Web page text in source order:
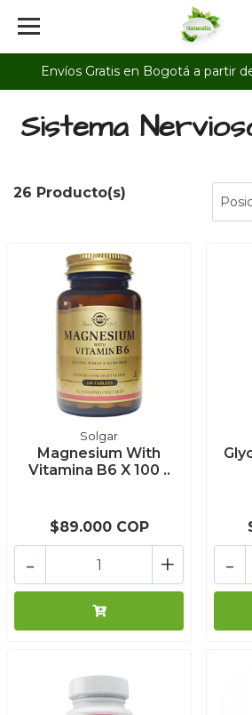
Envíos Gratis en Bogotá a partir
Sistema
26 Producto(s)
Solgar
Magnesium With
Vitamina B6 X 100 ..
$89.000 COP
+
- -